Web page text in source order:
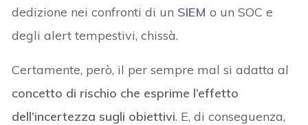
dedizione nei confronti di un SIEM o un SOC e
degli alert tempestivi, chissà.
Certamente, però, il per sempre mal si adatta al
concetto di rischio che esprime l’effetto
dell’incertezza sugli obiettivi. E, di conseguenza,